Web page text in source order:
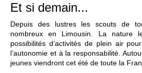
Et si demain...
Depuis des lustres les scouts de
nombreux en Limousin. La nature
possibilités d’activités de plein air
l’autonomie et à la responsabilité.
jeunes viendront cet été de toute la